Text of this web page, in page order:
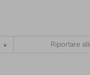
Riportare